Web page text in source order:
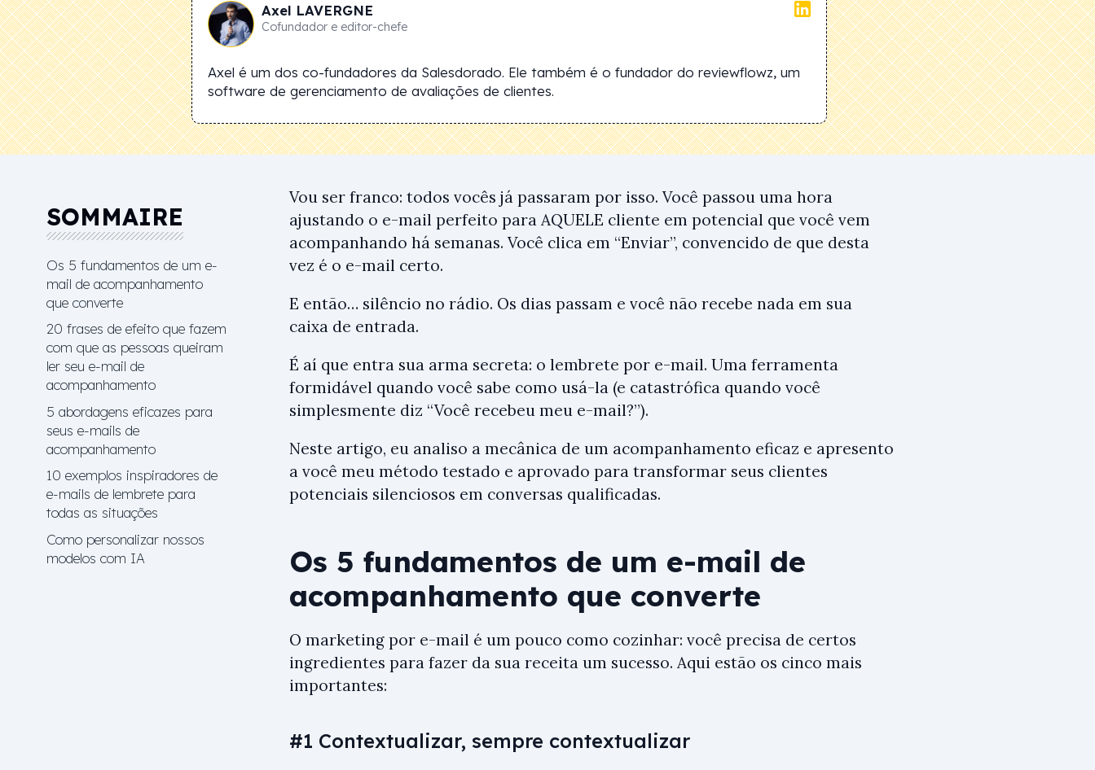
Axel LAVERGNE
Cofundador e editor-chefe
Axel é um dos co-fundadores da Salesdorado. Ele também é o fundador do reviewflowz, um
software de gerenciamento de avaliações de clientes.
SOMMAIRE
Os 5 fundamentos de um e-
mail de acompanhamento
que converte
20 frases de efeito que fazem
com que as pessoas queiram
ler seu e-mail de
acompanhamento
5 abordagens eficazes para
seus e-mails de
acompanhamento
10 exemplos inspiradores de
e-mails de lembrete para
todas as situações
Como personalizar nossos
modelos com IA
Vou ser franco: todos vocês já passaram por isso. Você passou uma hora
ajustando o e-mail perfeito para AQUELE cliente em potencial que você vem
acompanhando há semanas. Você clica em “Enviar”, convencido de que desta
vez é o e-mail certo.
E então… silêncio no rádio. Os dias passam e você não recebe nada em sua
caixa de entrada.
É aí que entra sua arma secreta: o lembrete por e-mail. Uma ferramenta
formidável quando você sabe como usá-la (e catastrófica quando você
simplesmente diz “Você recebeu meu e-mail?”).
Neste artigo, eu analiso a mecânica de um acompanhamento eficaz e apresento
a você meu método testado e aprovado para transformar seus clientes
potenciais silenciosos em conversas qualificadas.
Os 5 fundamentos de um e-mail de
acompanhamento que converte
O marketing por e-mail é um pouco como cozinhar: você precisa de certos
ingredientes para fazer da sua receita um sucesso. Aqui estão os cinco mais
importantes:
#1 Contextualizar, sempre contextualizar